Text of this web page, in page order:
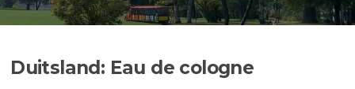
Duitsland: Eau de cologne